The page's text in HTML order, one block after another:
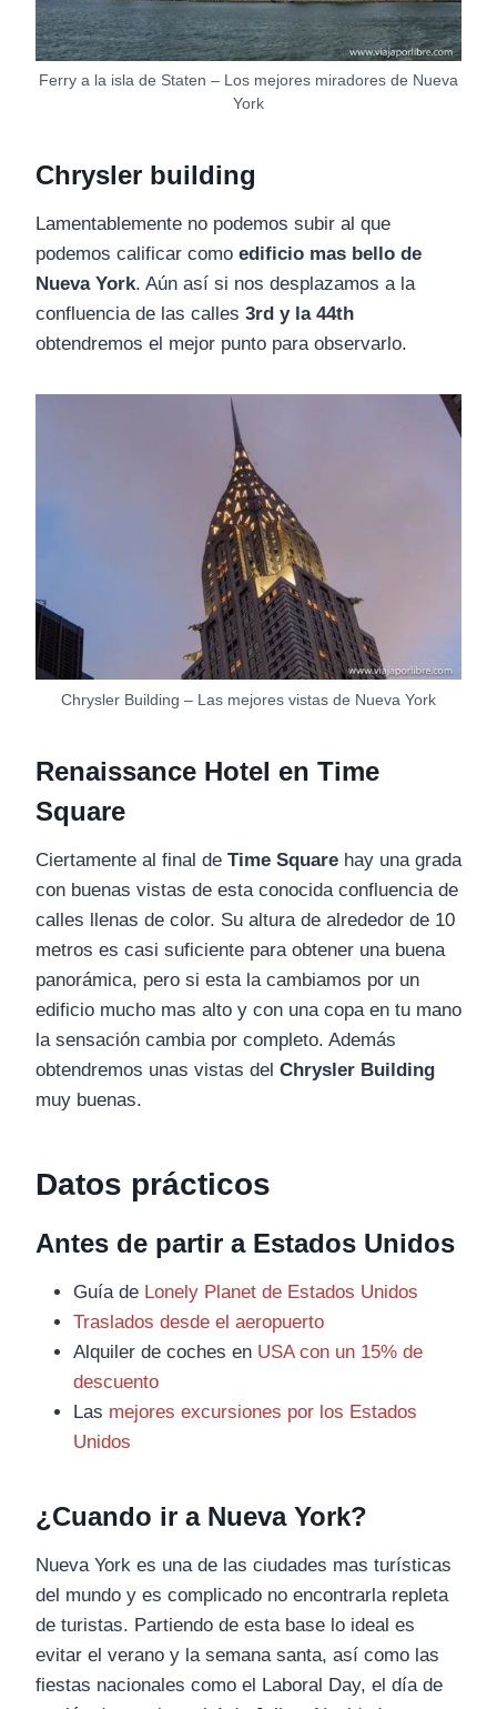
Ferry a la isla de Staten – Los mejores miradores de Nueva
York
Chrysler building
Lamentablemente no podemos subir al que
podemos calificar como edificio mas bello de
Nueva York. Aún así si nos desplazamos a la
confluencia de las calles 3rd y la 44th
obtendremos el mejor punto para observarlo.
Chrysler Building – Las mejores vistas de Nueva York
Renaissance Hotel en Time
Square
Ciertamente al final de Time Square hay una grada
con buenas vistas de esta conocida confluencia de
calles llenas de color. Su altura de alrededor de 10
metros es casi suficiente para obtener una buena
panorámica, pero si esta la cambiamos por un
edificio mucho mas alto y con una copa en tu mano
la sensación cambia por completo. Además
obtendremos unas vistas del Chrysler Building
muy buenas.
Datos prácticos
Antes de partir a Estados Unidos
Guía de Lonely Planet de Estados Unidos
Traslados desde el aeropuerto
Alquiler de coches en USA con un 15% de
descuento
Las mejores excursiones por los Estados
Unidos
¿Cuando ir a Nueva York?
Nueva York es una de las ciudades mas turísticas
del mundo y es complicado no encontrarla repleta
de turistas. Partiendo de esta base lo ideal es
evitar el verano y la semana santa, así como las
fiestas nacionales como el Laboral Day, el día de